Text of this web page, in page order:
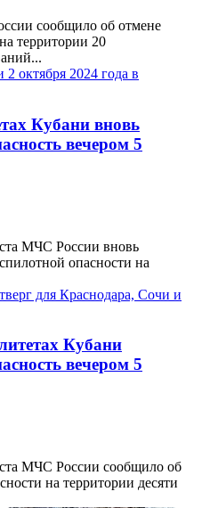
сообщило об отмене
территории 20
Кубани вновь
вечером 5
МЧС России вновь
опасности на
Кубани
вечером 5
МЧС России сообщило об
на территории десяти